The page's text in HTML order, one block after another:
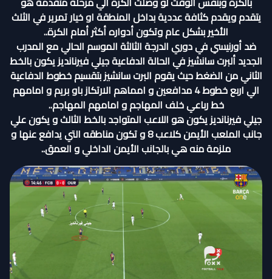
يتقدم ويقدم كثافة عددية بداخل المنطقة او خيار تمرير في الثلث
الأخير بشكل عام وتكون أدواره أكثر أمام الكرة..
ضد أورنيسي في دوري الدرجة الثالثة الموسم الحالي مع المدرب
الجديد ألبرت سانشيز في الحالة الدفاعية جيلي فيرنانديز يكون بالخط
الثاني من الضغط حيث يقوم البرت سانشيز بتقسيم خطوط الدفاعية
الي اربع خطوط 4 مدافعين و امماهم الارتكاز باو بريم و امامهم
خط رباعي خلف المهاجم و امامهم المهاجم..
جيلي فيرنانديز يكون هو اللاعب المتواجد بالخط الثالث و يكون علي
جانب الملعب الأيمن كلاعب 8 و تكون مناطقه التي يدافع عنها و
ملزمة منه هي بالجانب الأيمن الداخلي و العمق..